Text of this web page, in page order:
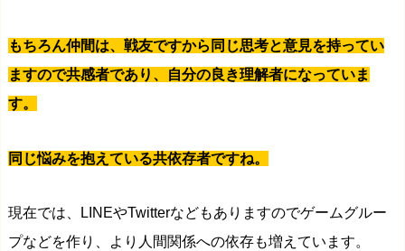
もちろん仲間は、戦友ですから同じ思考と意見を持ってい
ますので共感者であり、自分の良き理解者になっていま
す。
同じ悩みを抱えている共依存者ですね。
現在では、LINEやTwitterなどもありますのでゲームグルー
プなどを作り、より人間関係への依存も増えています。